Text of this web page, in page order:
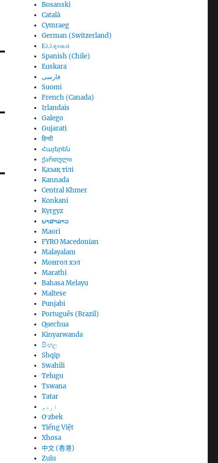
Bosanski
Català
Cymraeg
German (Switzerland)
Ελληνικά
Spanish (Chile)
Euskara
فارسی
Suomi
French (Canada)
Irlandais
Galego
Gujarati
हिन्दी
Հայերեն
ქართული
Қазақ тілі
Kannada
Central Khmer
Konkani
Kyrgyz
ພາສາລາວ
Maori
FYRO Macedonian
Malayalam
Монгол хэл
Marathi
Bahasa Melayu
Maltese
Punjabi
Português (Brazil)
Quechua
Kinyarwanda
සිංහල
Shqip
Swahili
Telugu
Tswana
Tatar
اردو
Oʻzbek
Tiếng Việt
Xhosa
中文 (香港)
Zulu